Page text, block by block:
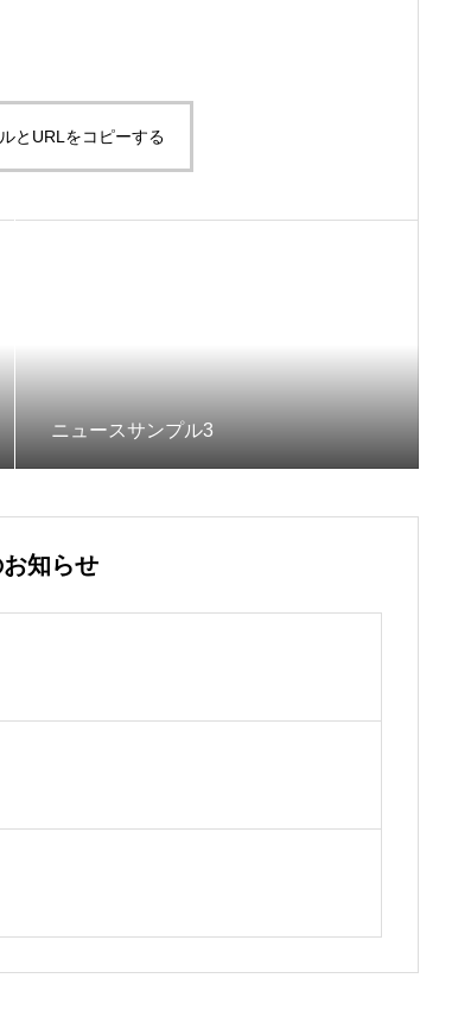
とURLをコピーする
ニュースサンプル3
知らせ